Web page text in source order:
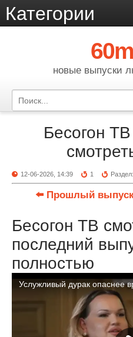
Категории
новые выпуски
Бесогон
12-06-2026, 14:39 1
⬅️ Прошлый
Бесогон ТВ
последний
полностью